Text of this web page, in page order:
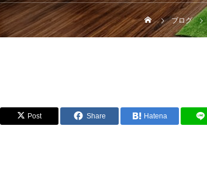
ブログ
Post Share Hatena